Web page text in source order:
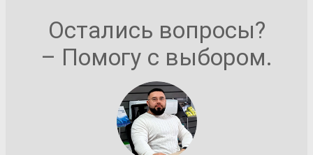
Остались вопросы?
– Помогу с выбором.